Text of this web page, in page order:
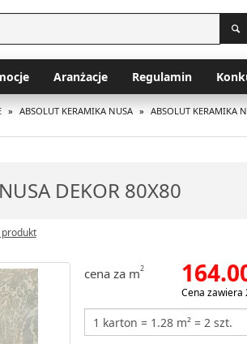
Aranżacje Regulamin
» ABSOLUT KERAMIKA NUSA » ABSOLUT KERAMIKA
DEKOR 80X80
cena za m2
Cena zawiera